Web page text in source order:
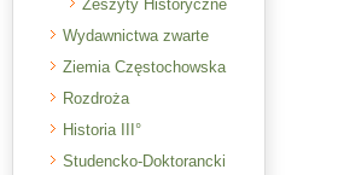
Zeszyty Historyczne
Wydawnictwa zwarte
Ziemia Częstochowska
Rozdroża
Historia III°
Studencko-Doktorancki